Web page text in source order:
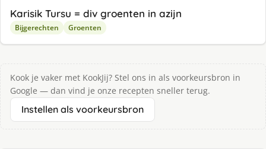
Karisik Tursu = div groenten in azijn
Bijgerechten Groenten
Kook je vaker met KookJij? Stel ons in als voorkeursbron in
Google — dan vind je onze recepten sneller terug.
Instellen als voorkeursbron